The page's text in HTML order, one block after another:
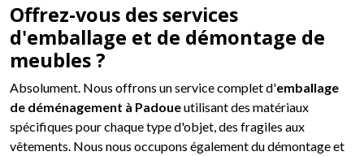
Offrez-vous des services
d'emballage et de démontage de
meubles ?
Absolument. Nous offrons un service complet d'emballage
de déménagement à Padoueutilisant des matériaux
spécifiques pour chaque type d'objet, des fragiles aux
vêtements. Nous nous occupons également du démontage et